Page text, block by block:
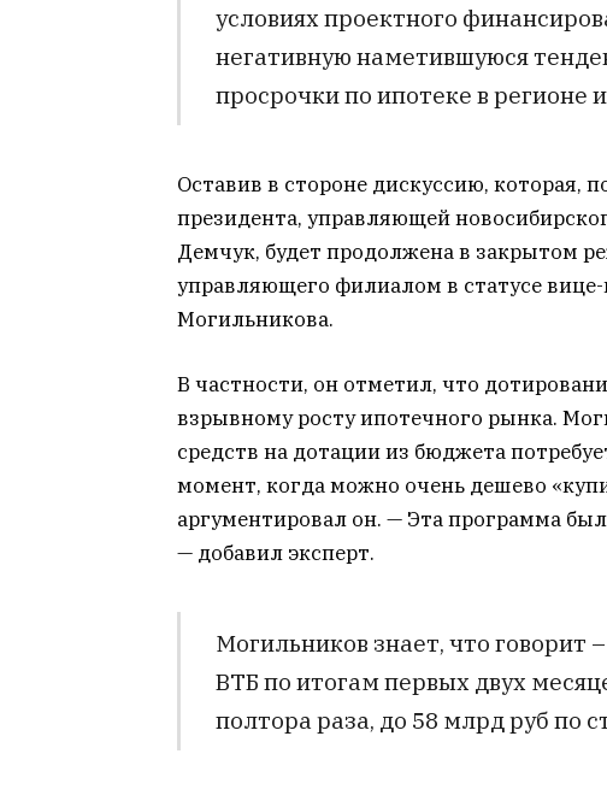
условиях проектного
негативную наметившуюся
просрочки по ипотеке в регионе
Оставив в стороне дискуссию, которая,
президента, управляющей
Демчук, будет продолжена в закрытом
управляющего филиалом в статусе
Могильникова.
В частности, он отметил, что
взрывному росту ипотечного рынка.
средств на дотации из бюджета
момент, когда можно очень дешево
аргументировал он. — Эта программа
— добавил эксперт.
Могильников знает, что
ВТБ по итогам первых двух
полтора раза, до 58 млрд руб по